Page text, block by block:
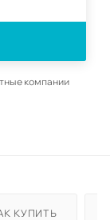
компании
КУПИТЬ